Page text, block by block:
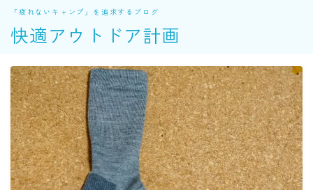
快適アウトドア計画
「疲れないキャンプ」を追求するブログ